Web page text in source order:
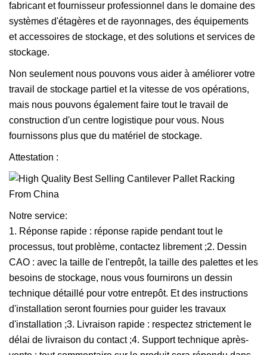
fabricant et fournisseur professionnel dans le domaine des
systèmes d'étagères et de rayonnages, des équipements
et accessoires de stockage, et des solutions et services de
stockage.
Non seulement nous pouvons vous aider à améliorer votre
travail de stockage partiel et la vitesse de vos opérations,
mais nous pouvons également faire tout le travail de
construction d'un centre logistique pour vous. Nous
fournissons plus que du matériel de stockage.
Attestation :
Notre service:
1. Réponse rapide : réponse rapide pendant tout le
processus, tout problème, contactez librement ;2. Dessin
CAO : avec la taille de l'entrepôt, la taille des palettes et les
besoins de stockage, nous vous fournirons un dessin
technique détaillé pour votre entrepôt. Et des instructions
d'installation seront fournies pour guider les travaux
d'installation ;3. Livraison rapide : respectez strictement le
délai de livraison du contact ;4. Support technique après-